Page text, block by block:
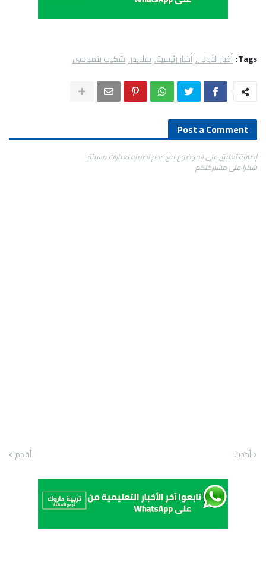
Tags: أخبار الأولى أخبار رئيسية سلايدر شكيب بنموسى
Post a Comment
إضافة تعليق على الموضوع مع عدم تضمنه لعبارات مسيئة
شكرا على مشاركتكم
أحدث أقدم